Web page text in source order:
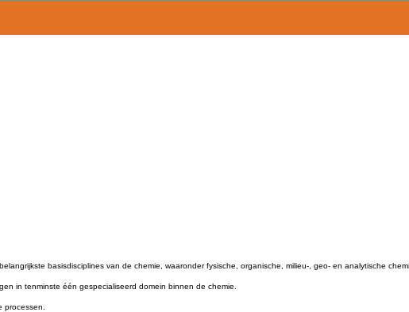
basisdisciplines van de chemie, waaronder fysische, organische, milieu-, geo- en analytische
in tenminste één gespecialiseerd domein binnen de chemie.
processen.